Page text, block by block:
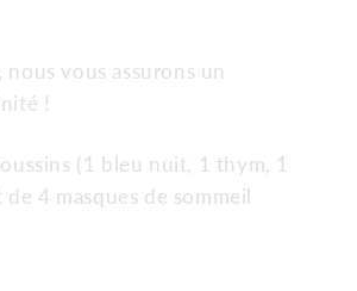
vous assurons un
!
(1 bleu nuit, 1 thym, 1
4 masques de sommeil